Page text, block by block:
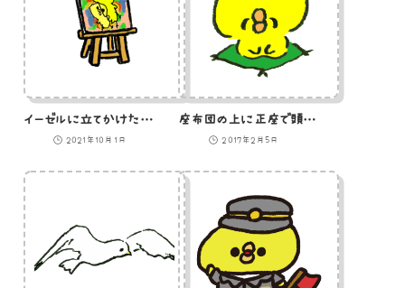
イーゼルに立てかけた絵のイラスト
2021年10月1日
座布団の上に正座で頭を下げるひよこのイラスト
2017年2月5日